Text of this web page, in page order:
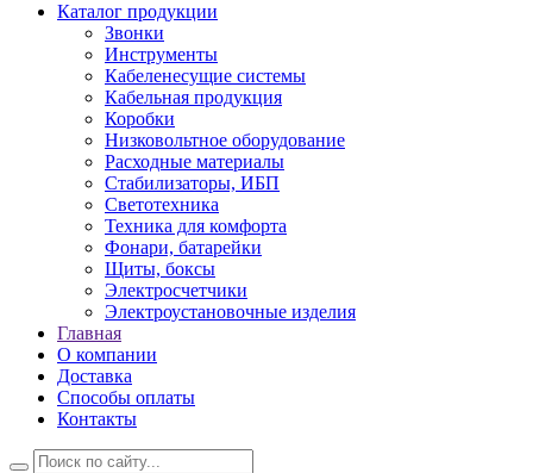
Каталог продукции
Звонки
Инструменты
Кабеленесущие системы
Кабельная продукция
Коробки
Низковольтное оборудование
Расходные материалы
Стабилизаторы, ИБП
Светотехника
Техника для комфорта
Фонари, батарейки
Щиты, боксы
Электросчетчики
Электроустановочные изделия
Главная
О компании
Доставка
Способы оплаты
Контакты